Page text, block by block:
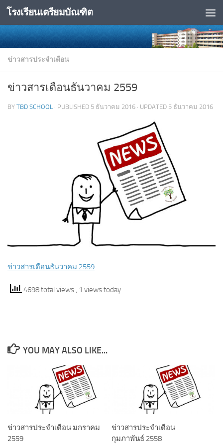
Skip to content
โรงเรียนเตรียมบัณฑิต
ข่าวสารประจำเดือน
ข่าวสารเดือนธันวาคม 2559
BY TBD SCHOOL · PUBLISHED 5 ธันวาคม 2016 · UPDATED 5 ธันวาคม 2016
ข่าวสารเดือนธันวาคม 2559
4698 total views , 1 views today
YOU MAY ALSO LIKE...
ข่าวสารประจำเดือน มกราคม
2559
ข่าวสารประจำเดือน
กุมภาพันธ์ 2558